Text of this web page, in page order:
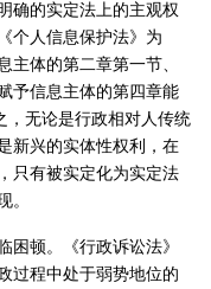
确的实定法上的主观权
个人信息保护法》为
主体的第二章第一节、
予信息主体的第四章能
，无论是行政相对人传统
新兴的实体性权利，在
只有被实定化为实定法
。
困顿。《行政诉讼法》
过程中处于弱势地位的